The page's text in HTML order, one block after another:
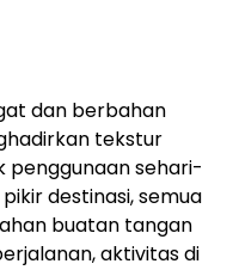
dan berbahan
tekstur
penggunaan sehari-
destinasi, semua
buatan tangan
aktivitas di